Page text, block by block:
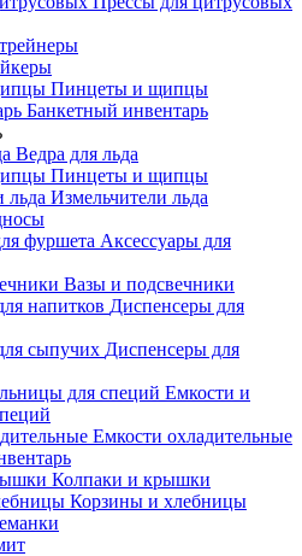
Пинцеты и щипцы
Банкетный инвентарь
Ведра для льда
Пинцеты и щипцы
Измельчители льда
Аксессуары для
Вазы и подсвечники
Диспенсеры для
Диспенсеры для
Емкости и
Емкости охладительные
Колпаки и крышки
Корзины и хлебницы